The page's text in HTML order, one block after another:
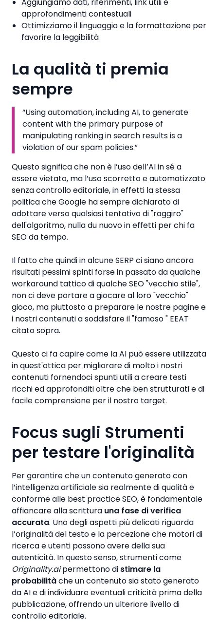
approfondimenti contestuali
Ottimizziamo il linguaggio e la formattazione per
favorire la leggibilità
La qualità ti premia
sempre
“Using automation, including AI, to generate
content with the primary purpose of
manipulating ranking in search results is a
violation of our spam policies.”
Questo significa che non è l’uso dell’AI in sé a
essere vietato, ma l’uso scorretto e automatizzato
senza controllo editoriale, in effetti la stessa
politica che Google ha sempre dichiarato di
adottare verso qualsiasi tentativo di "raggiro"
dell'algoritmo, nulla du nuovo in effetti per chi fa
SEO da tempo.
Il fatto che quindi in alcune SERP ci siano ancora
risultati pessimi spinti forse in passato da qualche
workaround tattico di qualche SEO "vecchio stile",
non ci deve portare a giocare al loro "vecchio"
gioco, ma piuttosto a preparare le nostre pagine e
i nostri contenuti a soddisfare il "famoso " EEAT
citato sopra.
Questo ci fa capire come la AI può essere utilizzata
in quest'ottica per migliorare di molto i nostri
contenuti fornendoci spunti utili a creare testi
ricchi ed approfonditi oltre che ben strutturati e di
facile comprensione per il nostro target.
Focus sugli Strumenti
per testare l'originalità
Per garantire che un contenuto generato con
l’intelligenza artificiale sia realmente di qualità e
conforme alle best practice SEO, è fondamentale
affiancare alla scrittura una fase di verifica
accurata. Uno degli aspetti più delicati riguarda
l’originalità del testo e la percezione che motori di
ricerca e utenti possono avere della sua
autenticità. In questo senso, strumenti come
Originality.aipermettono di stimare la
probabilitàche un contenuto sia stato generato
da AI e di individuare eventuali criticità prima della
pubblicazione, offrendo un ulteriore livello di
controllo editoriale.